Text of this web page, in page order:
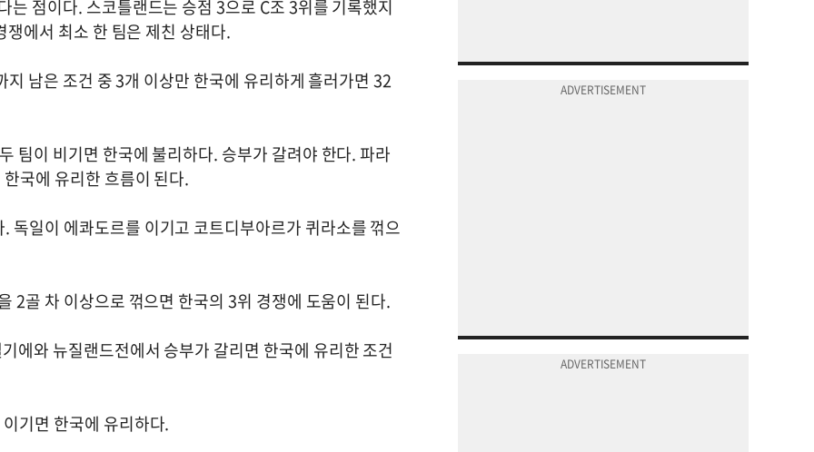
점이다. 스코틀랜드는 승점 3으로 C조 3위를 기록했지
에서 최소 한 팀은 제친 상태다.
남은 조건 중 3개 이상만 한국에 유리하게 흘러가면 32
팀이 비기면 한국에 불리하다. 승부가 갈려야 한다. 파라
국에 유리한 흐름이 된다.
독일이 에콰도르를 이기고 코트디부아르가 퀴라소를 꺾으
2골 차 이상으로 꺾으면 한국의 3위 경쟁에 도움이 된다.
에와 뉴질랜드전에서 승부가 갈리면 한국에 유리한 조건
기면 한국에 유리하다.